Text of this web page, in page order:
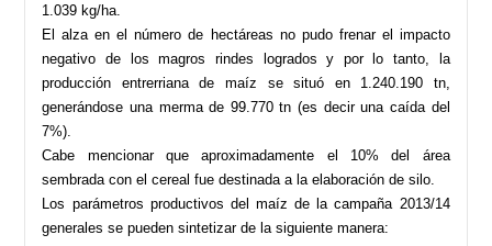
1.039 kg/ha.
El alza en el número de hectáreas no pudo frenar el impacto
negativo de los magros rindes logrados y por lo tanto, la
producción entrerriana de maíz se situó en 1.240.190 tn,
generándose una merma de 99.770 tn (es decir una caída del
7%).
Cabe mencionar que aproximadamente el 10% del área
sembrada con el cereal fue destinada a la elaboración de silo.
Los parámetros productivos del maíz de la campaña 2013/14
generales se pueden sintetizar de la siguiente manera: